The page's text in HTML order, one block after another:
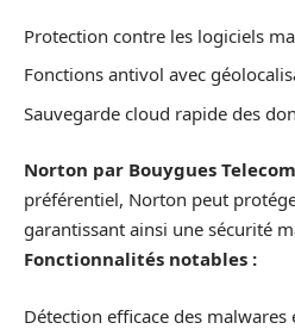
Protection contre les logiciels
Fonctions antivol avec
Sauvegarde cloud rapide des
Norton par Bouygues
préférentiel, Norton peut
garantissant ainsi une sécurité
Fonctionnalités notables :
Détection efficace des malwares